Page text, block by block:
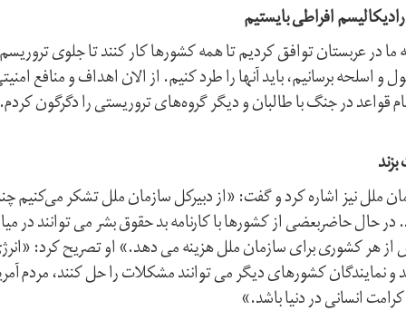
افراطی بایستیم
در عربستان توافق کردیم تا همه کشورها کار کنند تا جلوی
و اسلحه برسانیم، باید آنها را طرد کنیم. از الان اهداف و منافع
قواعد در جنگ با طالبان و دیگر گروه‌های تروریستی را دگرگون
ملل نیز اشاره کرد و گفت: «از دبیر‌کل سازمان ملل تشکر می‌کنیم
حال حاضربعضی از کشورها با کارنامه بد حقوق بشر می توانند در
از هر کشوری برای سازمان ملل هزینه می دهد.» او تصریح کرد:
کشورهای دیگر می توانند مشکلات را حل کنند، مردم
انسانی در دنیا باشد.»